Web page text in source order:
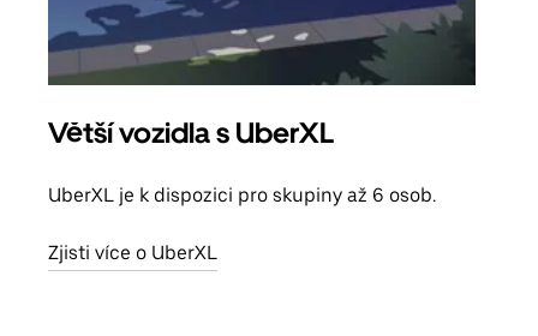
Větší vozidla s UberXL
UberXL je k dispozici pro skupiny až 6 osob.
Zjisti více o UberXL